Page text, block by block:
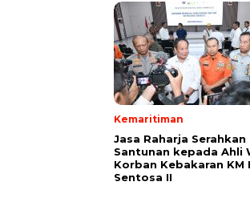
Kemaritiman
Jasa Raharja Serahkan
Santunan kepada Ahli
Korban Kebakaran KM
Sentosa II